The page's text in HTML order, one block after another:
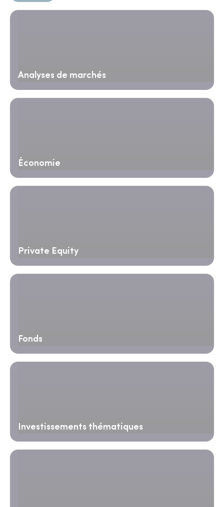
Analyses de marchés
Économie
Private Equity
Fonds
Investissements thématiques